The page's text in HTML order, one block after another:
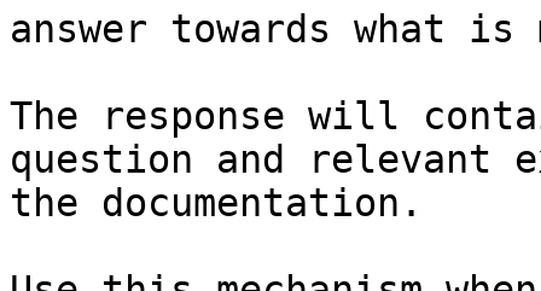
answer towards what
The response will
question and relevant
the documentation.